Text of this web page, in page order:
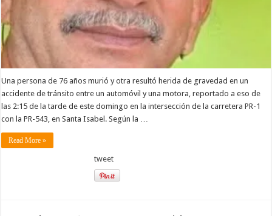
Una persona de 76 años murió y otra resultó herida de gravedad en un
accidente de tránsito entre un automóvil y una motora, reportado a eso de
las 2:15 de la tarde de este domingo en la intersección de la carretera PR-1
con la PR-543, en Santa Isabel. Según la …
Read More »
tweet